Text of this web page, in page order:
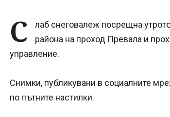
С
лаб снеговалеж посрещна
района на проход Превала и
управление.
Снимки, публикувани в социалните
по пътните настилки.